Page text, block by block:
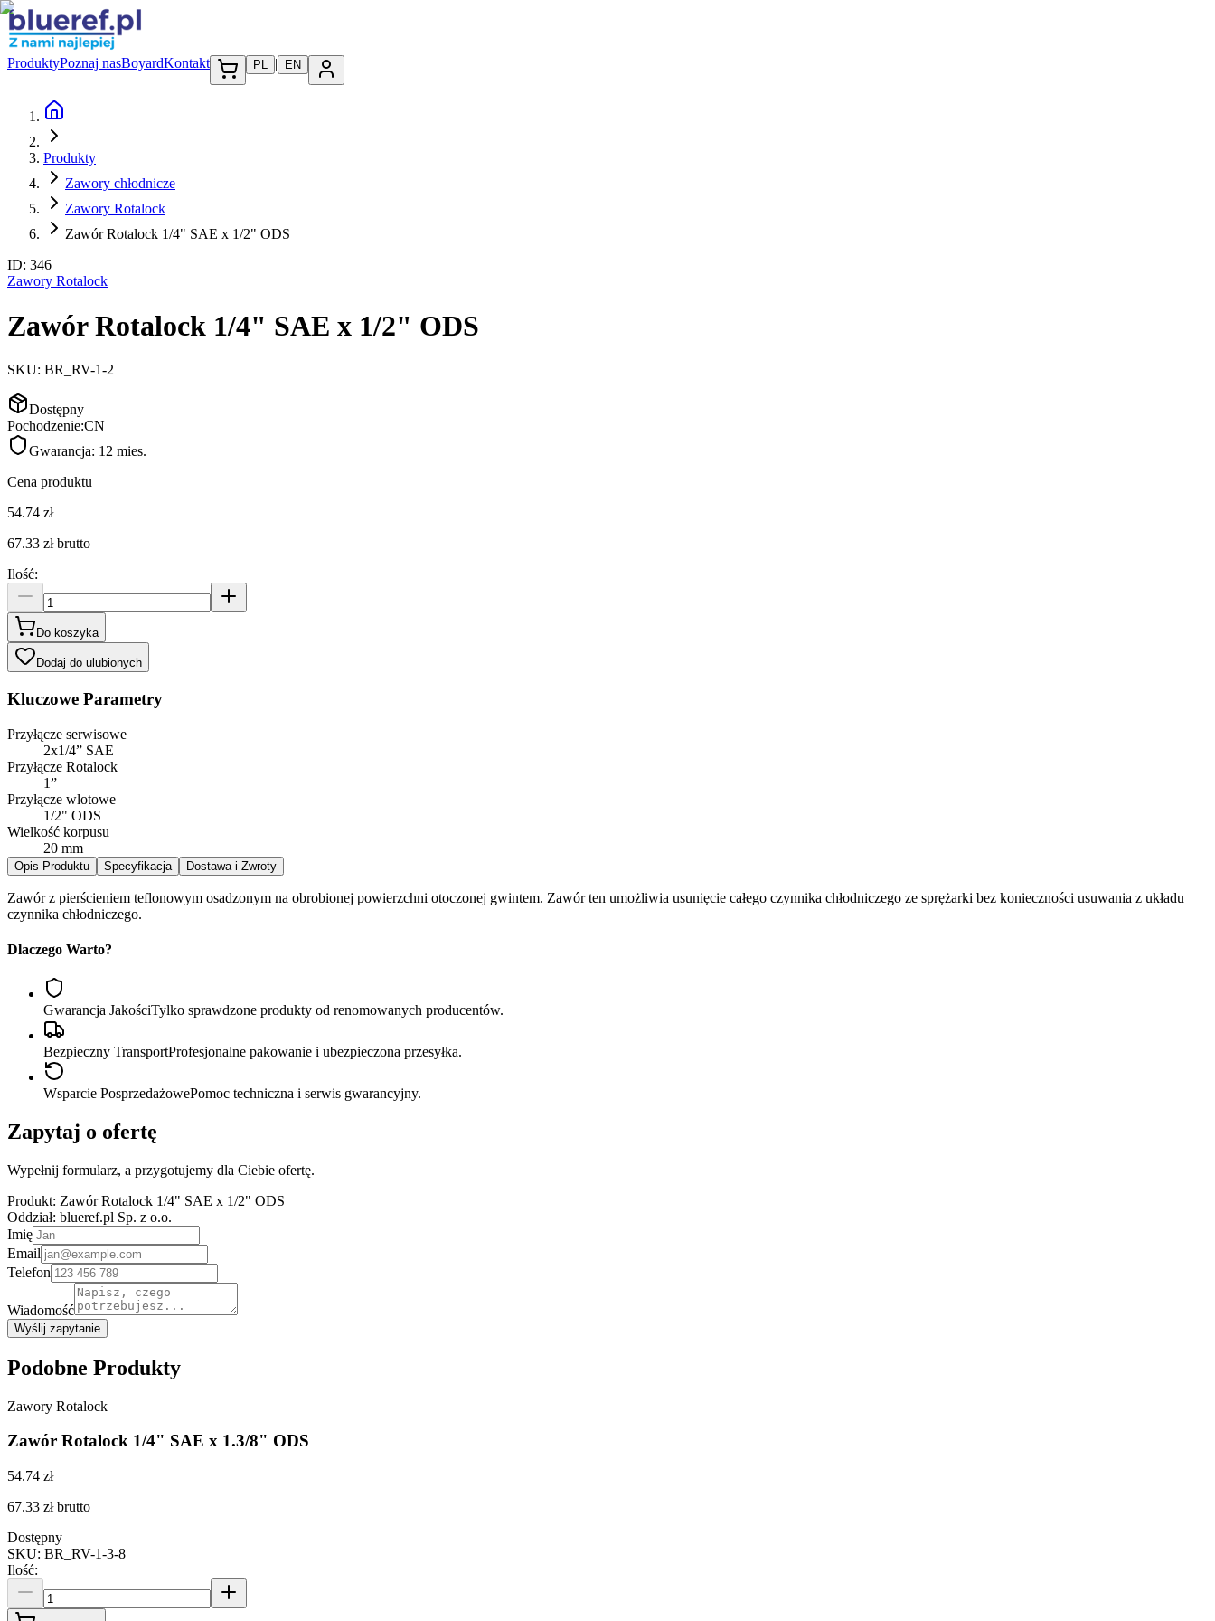
ProduktyPoznaj nasBoyardKontakt PL | EN
Produkty
Zawory chłodnicze
Zawory Rotalock
Zawór Rotalock 1/4" SAE x 1/2" ODS
ID: 346
Zawory Rotalock
Zawór Rotalock 1/4" SAE x 1/2" ODS
SKU: BR_RV-1-2
Dostępny
Pochodzenie:CN
Gwarancja: 12 mies.
Cena produktu
54.74 zł
67.33 zł brutto
Ilość:
Do koszyka
Dodaj do ulubionych
Kluczowe Parametry
Przyłącze serwisowe
2x1/4” SAE
Przyłącze Rotalock
1”
Przyłącze wlotowe
1/2" ODS
Wielkość korpusu
20 mm
Opis Produktu Specyfikacja Dostawa i Zwroty
Zawór z pierścieniem ‎‎teflonowym‎‎ osadzonym na obrobionej powierzchni otoczonej gwintem. Zawór ten umożliwia usunięcie całego ‎‎czynnika chłodniczego‎‎ ze sprężarki bez konieczności usuwania z układu
czynnika chłodniczego.
Dlaczego Warto?
Gwarancja JakościTylko sprawdzone produkty od renomowanych producentów.
Bezpieczny TransportProfesjonalne pakowanie i ubezpieczona przesyłka.
Wsparcie PosprzedażowePomoc techniczna i serwis gwarancyjny.
Zapytaj o ofertę
Wypełnij formularz, a przygotujemy dla Ciebie ofertę.
Produkt: Zawór Rotalock 1/4" SAE x 1/2" ODS
Oddział: blueref.pl Sp. z o.o.
Imię
Email
Telefon
Wiadomość
Wyślij zapytanie
Podobne Produkty
Zawory Rotalock
Zawór Rotalock 1/4" SAE x 1.3/8" ODS
54.74 zł
67.33 zł brutto
Dostępny
SKU: BR_RV-1-3-8
Ilość: